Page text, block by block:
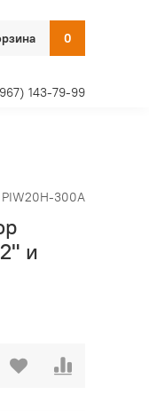
0
143-79-99
PIW20H-300A
и